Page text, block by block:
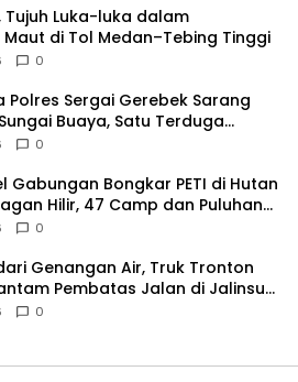
Tujuh Luka-luka dalam
di Tol Medan–Tebing Tinggi
0
Polres Sergai Gerebek Sarang
Buaya, Satu Terduga
0
Gabungan Bongkar PETI di Hutan
Hilir, 47 Camp dan Puluhan
0
Genangan Air, Truk Tronton
Pembatas Jalan di Jalinsum
0